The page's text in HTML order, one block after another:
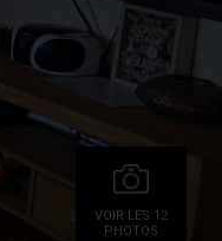
VOIR LES 12
PHOTOS